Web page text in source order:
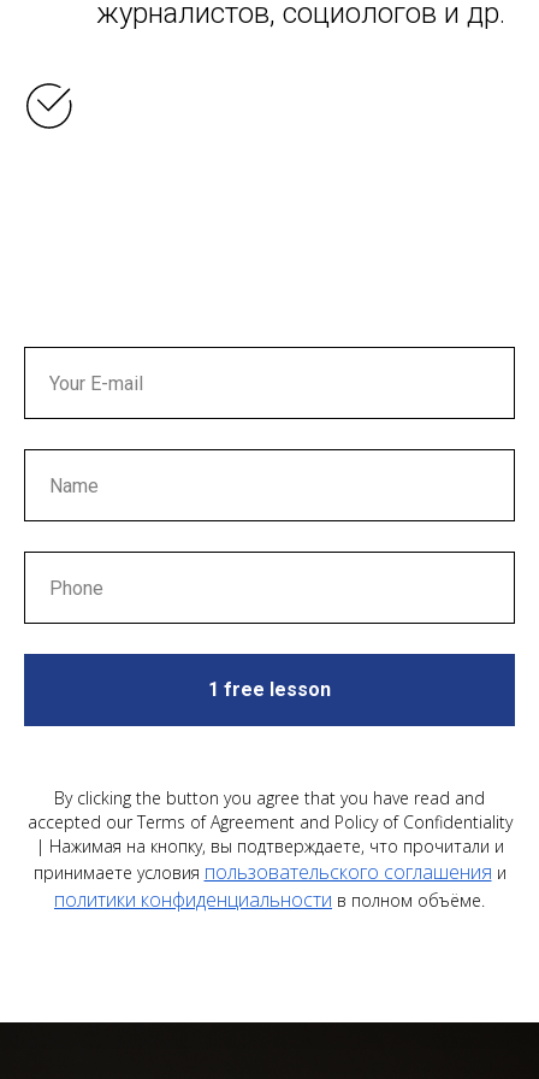
журналистов, социологов и др.
1 free lesson
By clicking the button you agree that you have read and
accepted our Terms of Agreement and Policy of Confidentiality
| Нажимая на кнопку, вы подтверждаете, что прочитали и
принимаете условия пользовательского соглашения и
политики конфиденциальности в полном объёме.